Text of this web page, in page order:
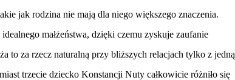
jak rodzina nie mają dla niego większego znaczenia.
małżeństwa, dzięki czemu zyskuje zaufanie
to za rzecz naturalną przy bliższych relacjach tylko z jedną
trzecie dziecko Konstancji Nuty całkowicie różniło się